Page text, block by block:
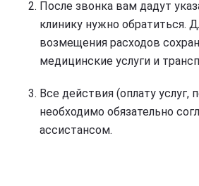
После звонка вам дадут
клинику нужно обратиться.
возмещения расходов
медицинские услуги и
Все действия (оплату услуг,
необходимо обязательно
ассистансом.